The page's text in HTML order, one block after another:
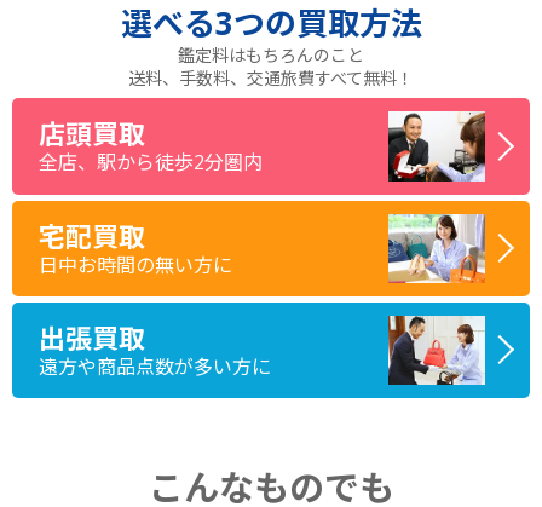
選べる3つの買取方法
鑑定料はもちろんのこと
送料、手数料、交通旅費すべて無料！
店頭買取
全店、駅から徒歩2分圏内
宅配買取
日中お時間の無い方に
出張買取
遠方や商品点数が多い方に
こんなものでも